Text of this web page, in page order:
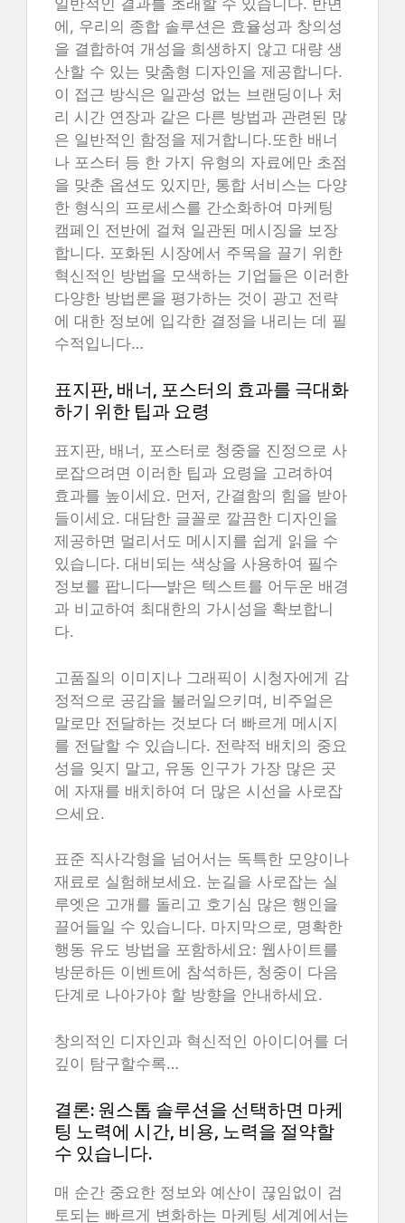
에, 우리의 종합 솔루션은 효율성과 창의성
을 결합하여 개성을 희생하지 않고 대량 생
산할 수 있는 맞춤형 디자인을 제공합니다.
이 접근 방식은 일관성 없는 브랜딩이나 처
리 시간 연장과 같은 다른 방법과 관련된 많
은 일반적인 함정을 제거합니다.또한 배너
나 포스터 등 한 가지 유형의 자료에만 초점
을 맞춘 옵션도 있지만, 통합 서비스는 다양
한 형식의 프로세스를 간소화하여 마케팅
캠페인 전반에 걸쳐 일관된 메시징을 보장
합니다. 포화된 시장에서 주목을 끌기 위한
혁신적인 방법을 모색하는 기업들은 이러한
다양한 방법론을 평가하는 것이 광고 전략
에 대한 정보에 입각한 결정을 내리는 데 필
수적입니다…
표지판, 배너, 포스터의 효과를 극대화
하기 위한 팁과 요령
표지판, 배너, 포스터로 청중을 진정으로 사
로잡으려면 이러한 팁과 요령을 고려하여
효과를 높이세요. 먼저, 간결함의 힘을 받아
들이세요. 대담한 글꼴로 깔끔한 디자인을
제공하면 멀리서도 메시지를 쉽게 읽을 수
있습니다. 대비되는 색상을 사용하여 필수
정보를 팝니다—밝은 텍스트를 어두운 배경
과 비교하여 최대한의 가시성을 확보합니
다.
고품질의 이미지나 그래픽이 시청자에게 감
정적으로 공감을 불러일으키며, 비주얼은
말로만 전달하는 것보다 더 빠르게 메시지
를 전달할 수 있습니다. 전략적 배치의 중요
성을 잊지 말고, 유동 인구가 가장 많은 곳
에 자재를 배치하여 더 많은 시선을 사로잡
으세요.
표준 직사각형을 넘어서는 독특한 모양이나
재료로 실험해보세요. 눈길을 사로잡는 실
루엣은 고개를 돌리고 호기심 많은 행인을
끌어들일 수 있습니다. 마지막으로, 명확한
행동 유도 방법을 포함하세요: 웹사이트를
방문하든 이벤트에 참석하든, 청중이 다음
단계로 나아가야 할 방향을 안내하세요.
창의적인 디자인과 혁신적인 아이디어를 더
깊이 탐구할수록…
결론: 원스톱 솔루션을 선택하면 마케
팅 노력에 시간, 비용, 노력을 절약할
수 있습니다.
매 순간 중요한 정보와 예산이 끊임없이 검
토되는 빠르게 변화하는 마케팅 세계에서는